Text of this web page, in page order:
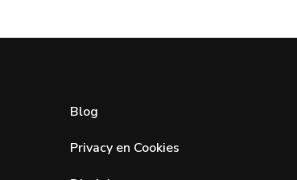
Blog
Privacy en Cookies